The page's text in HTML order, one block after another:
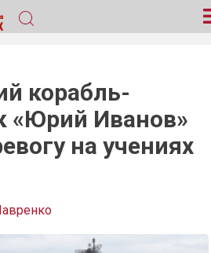
корабль-
«Юрий Иванов»
на учениях